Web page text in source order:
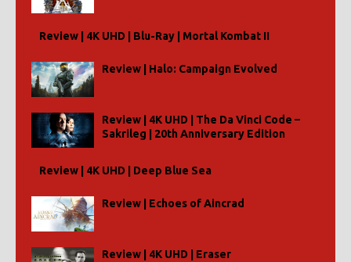
Review | 4K UHD | Blu-Ray | Mortal Kombat II
Review | Halo: Campaign Evolved
Review | 4K UHD | The Da Vinci Code –
Sakrileg | 20th Anniversary Edition
Review | 4K UHD | Deep Blue Sea
Review | Echoes of Aincrad
Review | 4K UHD | Eraser